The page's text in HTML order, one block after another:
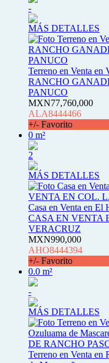
-
MÁS DETALLES
Terreno en Venta en
RANCHO
PANUCO
MXN77,760,000
ALA8444466
+/- Favorito
0 m²
2
MÁS DETALLES
Casa en Venta en
CASA EN VENTA
VERACRUZ
MXN990,000
AHO8444394
+/- Favorito
0.0 m²
-
MÁS DETALLES
Terreno en Venta en